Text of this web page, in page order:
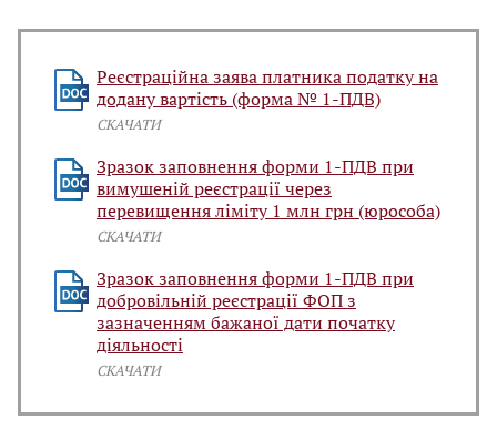
Реєстраційна заява платника податку на
додану вартість (форма № 1-ПДВ)
СКАЧАТИ
Зразок заповнення форми 1-ПДВ при
вимушеній реєстрації через
перевищення ліміту 1 млн грн (юрособа)
СКАЧАТИ
Зразок заповнення форми 1-ПДВ при
добровільній реєстрації ФОП з
зазначенням бажаної дати початку
діяльності
СКАЧАТИ